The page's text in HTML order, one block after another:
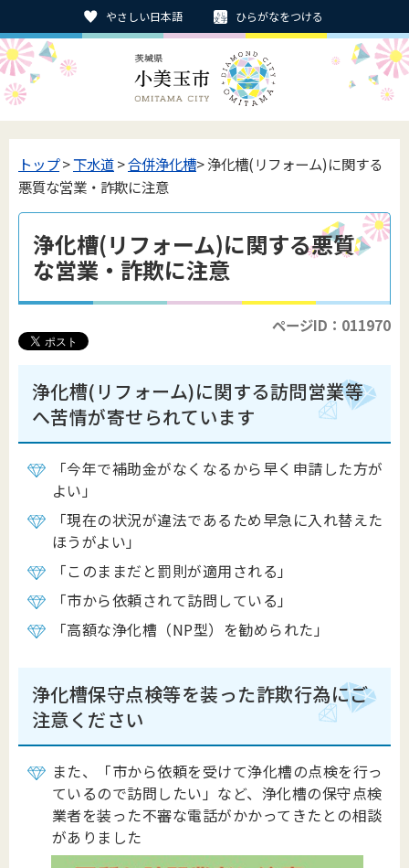
やさしい日本語 ひらがなをつける
トップ>下水道>合併浄化槽> 浄化槽(リフォーム)に関する
悪質な営業・詐欺に注意
浄化槽(リフォーム)に関する悪質
な営業・詐欺に注意
ページID：011970
浄化槽(リフォーム)に関する訪問営業等
へ苦情が寄せられています
「今年で補助金がなくなるから早く申請した方が
よい」
「現在の状況が違法であるため早急に入れ替えた
ほうがよい」
「このままだと罰則が適用される」
「市から依頼されて訪問している」
「高額な浄化槽（NP型）を勧められた」
浄化槽保守点検等を装った詐欺行為にご
注意ください
また、「市から依頼を受けて浄化槽の点検を行っ
ているので訪問したい」など、 浄化槽の保守点検
業者を装った不審な電話がかかってきたとの相談
がありました